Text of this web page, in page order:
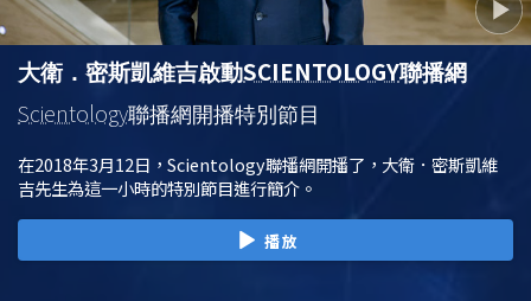
大衛．密斯凱維吉啟動SCIENTOLOGY聯播網
Scientology聯播網開播特別節目
在2018年3月12日，Scientology聯播網開播了，大衛．密斯凱維
吉先生為這一小時的特別節目進行簡介。
播放